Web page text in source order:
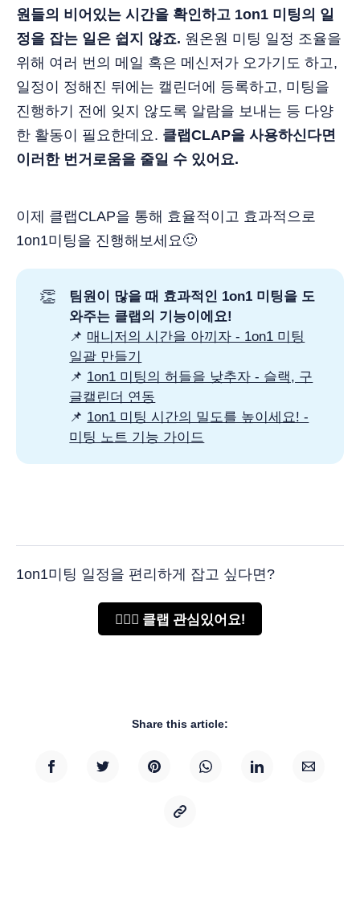
원들의 비어있는 시간을 확인하고 1on1 미팅의 일
정을 잡는 일은 쉽지 않죠. 원온원 미팅 일정 조율을
위해 여러 번의 메일 혹은 메신저가 오가기도 하고,
일정이 정해진 뒤에는 캘린더에 등록하고, 미팅을
진행하기 전에 잊지 않도록 알람을 보내는 등 다양
한 활동이 필요한데요. 클랩CLAP을 사용하신다면
이러한 번거로움을 줄일 수 있어요.
이제 클랩CLAP을 통해 효율적이고 효과적으로
1on1미팅을 진행해보세요🙂
👏
팀원이 많을 때 효과적인 1on1 미팅을 도
와주는 클랩의 기능이에요!
📌 매니저의 시간을 아끼자 - 1on1 미팅
일괄 만들기
📌 1on1 미팅의 허들을 낮추자 - 슬랙, 구
글캘린더 연동
📌 1on1 미팅 시간의 밀도를 높이세요! -
미팅 노트 기능 가이드
1on1미팅 일정을 편리하게 잡고 싶다면?
🙋🏻‍♂️ 클랩 관심있어요!
Share this article: